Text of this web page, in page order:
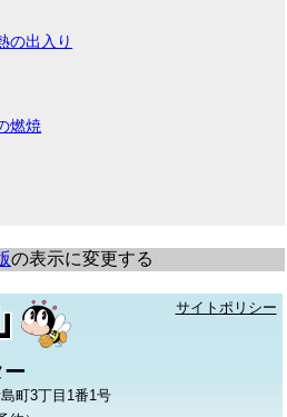
の出入り
燃焼
の表示に変更する
サイトポリシー
町3丁目1番1号